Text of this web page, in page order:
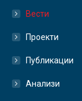
Вести
Проекти
Публикации
Анализи